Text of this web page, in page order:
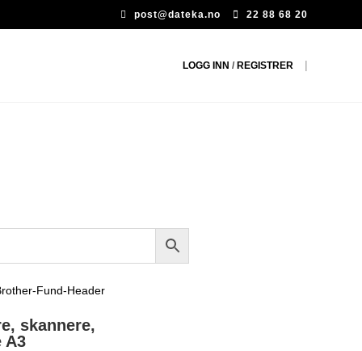
post@dateka.no 22 88 68 20
LOGG INN / REGISTRER |
skannere,
A3